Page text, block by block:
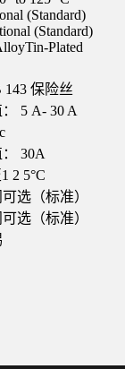
(Standard)
(Standard)
Plated
143 保险丝
5 A- 30 A
30A
2 5°C
选（标准）
选（标准）